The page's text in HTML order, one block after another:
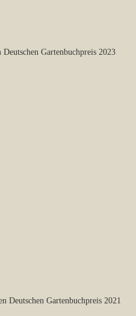
Gartenbuchpreis 2023
Deutschen Gartenbuchpreis 2021